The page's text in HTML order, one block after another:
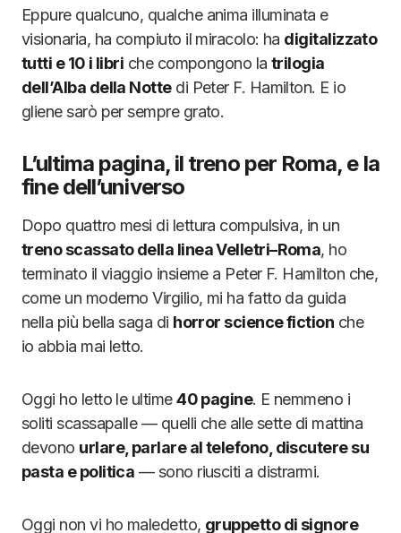
Eppure qualcuno, qualche anima illuminata e
visionaria, ha compiuto il miracolo: ha digitalizzato
tutti e 10 i libri che compongono latrilogia
dell’Alba della Nottedi Peter F. Hamilton. E io
gliene sarò per sempre grato.
L’ultima pagina, il treno per Roma, e la
fine dell’universo
Dopo quattro mesi di lettura compulsiva, in un
treno scassato della linea Velletri–Roma, ho
terminato il viaggio insieme a Peter F. Hamilton che,
come un moderno Virgilio, mi ha fatto da guida
nella più bella saga di horror science fiction che
io abbia mai letto.
Oggi ho letto le ultime40 pagine. E nemmeno i
soliti scassapalle — quelli che alle sette di mattina
devono urlare, parlare al telefono, discutere su
pasta e politica — sono riusciti a distrarmi.
Oggi non vi ho maledetto, gruppetto di signore